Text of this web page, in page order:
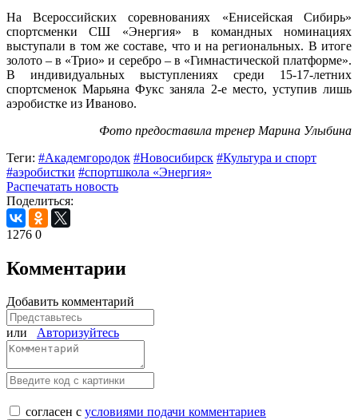
На Всероссийских соревнованиях «Енисейская Сибирь»
спортсменки СШ «Энергия» в командных номинациях
выступали в том же составе, что и на региональных. В итоге
золото – в «Трио» и серебро – в «Гимнастической платформе».
В индивидуальных выступлениях среди 15-17-летних
спортсменок Марьяна Фукс заняла 2-е место, уступив лишь
аэробистке из Иваново.
Фото предоставила тренер Марина Улыбина
Теги: #Академгородок #Новосибирск #Культура и спорт
#аэробистки #спортшкола «Энергия»
Распечатать новость
Поделиться:
1276 0
Комментарии
Добавить комментарий
или Авторизуйтесь
согласен с условиями подачи комментариев